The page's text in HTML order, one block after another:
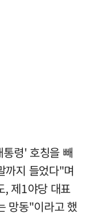
령' 호칭을 빼
까지 들었다"며
, 제1야당 대표
망동"이라고 했